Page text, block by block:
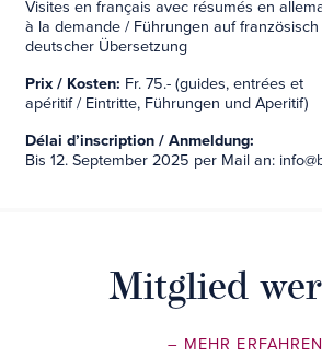
Visites en français avec résumés en
à la demande / Führungen auf französisch
deutscher Übersetzung
Prix / Kosten: Fr. 75.- (guides, entrées et
apéritif / Eintritte, Führungen und Aperitif)
Délai d’inscription / Anmeldung:
Bis 12. September 2025 per Mail an:
Mitglied
– MEHR ERFAHREN